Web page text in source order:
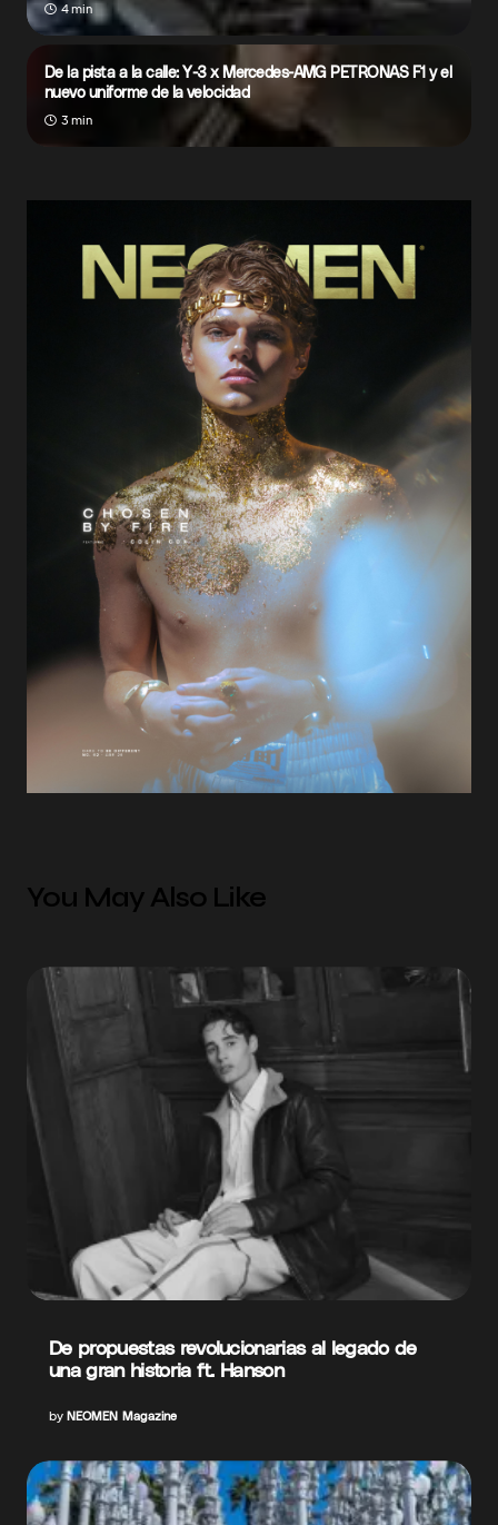
4 min
De la pista a la calle: Y-3 x Mercedes-AMG PETRONAS F1 y el
nuevo uniforme de la velocidad
3 min
You May Also Like
De propuestas revolucionarias al legado de
una gran historia ft. Hanson
by NEOMEN Magazine